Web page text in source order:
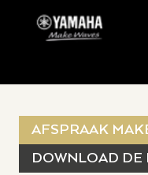
AFSPRAAK
DOWNLOAD DE